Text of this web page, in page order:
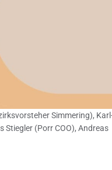
Simmering),
Stiegler (Porr COO), Andreas